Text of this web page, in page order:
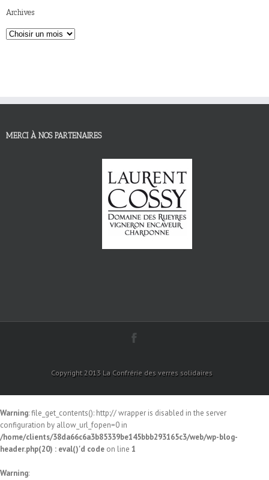
Archives
MERCI À NOS PARTENAIRES
Copyright 2013 La Confrérie des verres solidaires
Warning: file_get_contents(): http:// wrapper is disabled in the server
configuration by allow_url_fopen=0 in
/home/clients/38da66c6a3b85339be145bbb293165c3/web/wp-blog-
header.php(20) : eval()'d code on line 1
Warning: